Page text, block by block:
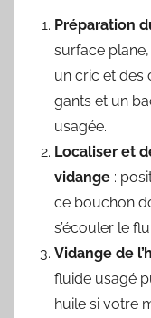
Préparation
surface
un cric et des
gants et un
usagée.
Localiser et
vidange :
ce bouchon
s’écouler le
Vidange de
fluide usagé
huile si votre